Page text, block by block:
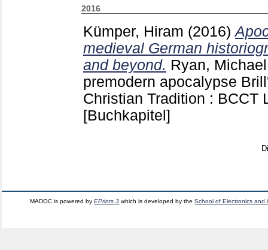
2016
Kümper, Hiram (2016)
medieval German
and beyond. Ryan,
premodern apocalypse
Christian Tradition : BCCT
[Buchkapitel]
MADOC is powered byEPrints 3 which is developed by theSchool of Electronics and